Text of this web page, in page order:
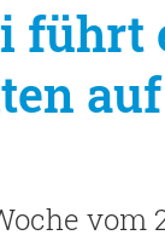
führt
vom